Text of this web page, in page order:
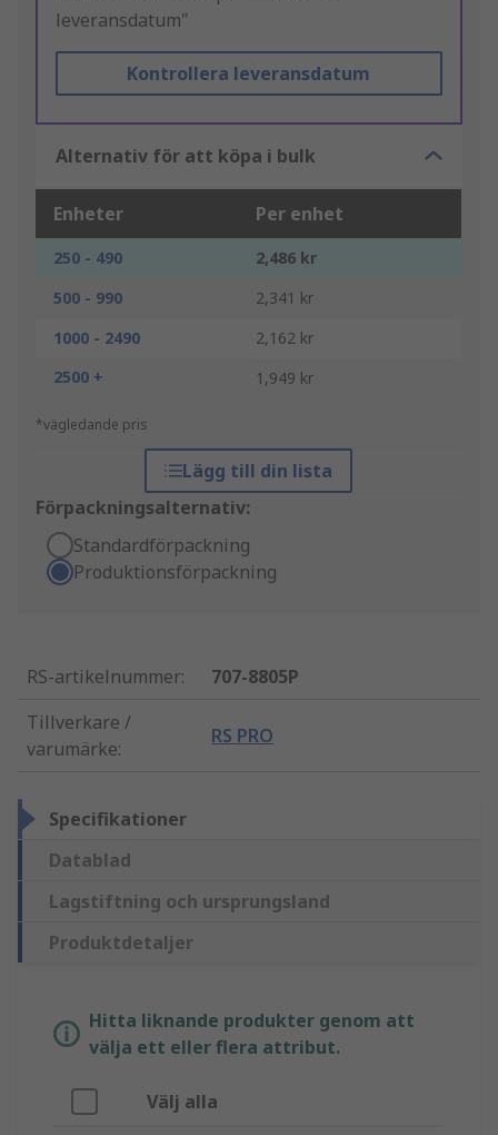
leveransdatum"
Kontrollera leveransdatum
Alternativ för att köpa i bulk
Enheter Per enhet
250 - 490
2,486 kr
500 - 990
2,341 kr
1000 - 2490
2,162 kr
2500 +
1,949 kr
*vägledande pris
Lägg till din lista
Förpackningsalternativ:
Standardförpackning
Produktionsförpackning
RS-artikelnummer:
707-8805P
Tillverkare /
varumärke:
RS PRO
Specifikationer
Datablad
Lagstiftning och ursprungsland
Produktdetaljer
Hitta liknande produkter genom att
välja ett eller flera attribut.
Välj alla